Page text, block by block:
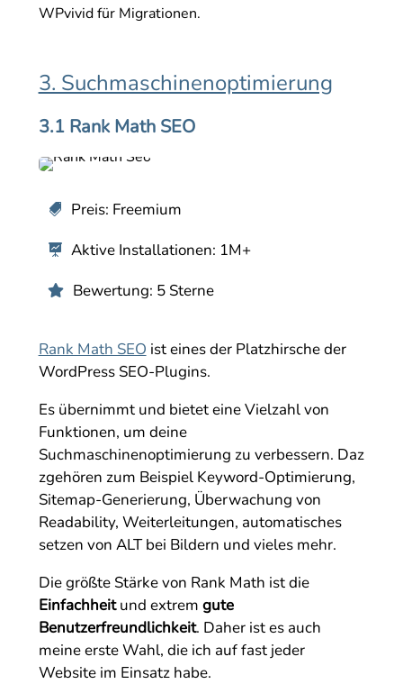
WPvivid für Migrationen.
3. Suchmaschinenoptimierung
3.1 Rank Math SEO
 Preis: Freemium
 Aktive Installationen: 1M+
 Bewertung: 5 Sterne
Rank Math SEO ist eines der Platzhirsche der
WordPress SEO-Plugins.
Es übernimmt und bietet eine Vielzahl von
Funktionen, um deine
Suchmaschinenoptimierung zu verbessern. Daz
zgehören zum Beispiel Keyword-Optimierung,
Sitemap-Generierung, Überwachung von
Readability, Weiterleitungen, automatisches
setzen von ALT bei Bildern und vieles mehr.
Die größte Stärke von Rank Math ist die
Einfachheitund extrem gute
Benutzerfreundlichkeit. Daher ist es auch
meine erste Wahl, die ich auf fast jeder
Website im Einsatz habe.